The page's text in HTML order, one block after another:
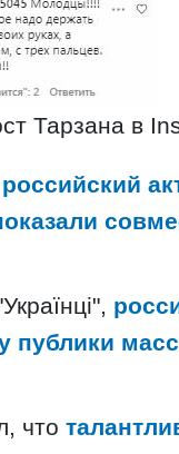
Тарзана в
публики
что